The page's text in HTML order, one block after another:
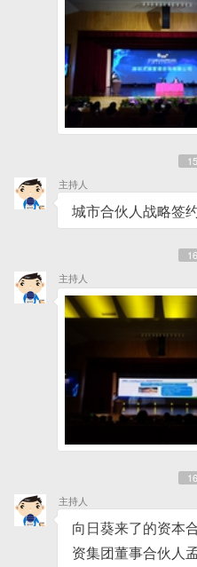
主持人
城市合伙人战略签
主持人
主持人
向日葵来了的资本
资集团董事合伙人